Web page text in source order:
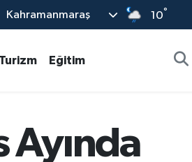
Kahramanmaraş 10°
Eğitim
Ayında